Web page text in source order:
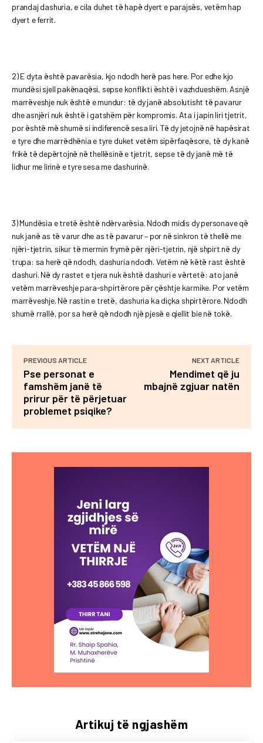
Artikuj të ngjashëm
prandaj dashuria, e cila duhet të hapë dyert e parajsës, vetëm hap
dyert e ferrit.
2) E dyta është pavarësia, kjo ndodh herë pas here. Por edhe kjo
mundësi sjell pakënaqësi, sepse konflikti është i vazhdueshëm. Asnjë
marrëveshje nuk është e mundur: të dy janë absolutisht të pavarur
dhe asnjëri nuk është i gatshëm për kompromis. Ata i japin liri tjetrit,
por është më shumë si indiferencë sesa liri. Të dy jetojnë në hapësirat
e tyre dhe marrëdhënia e tyre duket vetëm sipërfaqësore, të dy kanë
frikë të depërtojnë në thellësinë e tjetrit, sepse të dy janë më të
lidhur me lirinë e tyre sesa me dashurinë.
3) Mundësia e tretë është ndërvarësia. Ndodh midis dy personave që
nuk janë as të varur dhe as të pavarur – por në sinkron të thellë me
njëri-tjetrin, sikur të merrnin frymë për njëri-tjetrin, një shpirt në dy
trupa: sa herë që ndodh, dashuria ndodh. Vetëm në këtë rast është
dashuri. Në dy rastet e tjera nuk është dashuri e vërtetë: ato janë
vetëm marrëveshje para-shpirtërore për çështje karmike. Por vetëm
marrëveshje. Në rastin e tretë, dashuria ka diçka shpirtërore. Ndodh
shumë rrallë, por sa herë që ndodh një pjesë e qiellit bie në tokë.
PREVIOUS ARTICLE
Pse personat e
famshëm janë të
prirur për të përjetuar
problemet psiqike?
NEXT ARTICLE
Mendimet që ju
mbajnë zgjuar natën